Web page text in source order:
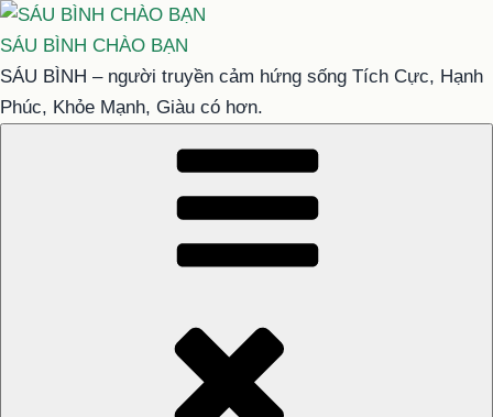
Chuyển
đến
phần
nội
SÁU BÌNH CHÀO BẠN
SÁU BÌNH – người truyền cảm hứng sống Tích Cực, Hạnh
Phúc, Khỏe Mạnh, Giàu có hơn.